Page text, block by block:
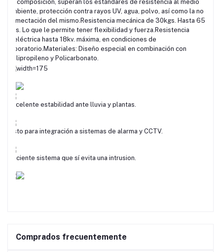
su composición, superan los estándares de resistencia al medio
ambiente, protección contra rayos UV, agua, polvo, así como la no
humectación del mismo.Resistencia mecánica de 30kgs. Hasta 65
kgs. Lo que le permite tener flexibilidad y fuerza.Resistencia
dieléctrica hasta 18kv. máxima, en condiciones de
laboratorio.Materiales: Diseño especial en combinación con
Polipropileno y Policarbonato.
Excelente estabilidad ante lluvia y plantas.
Listo para integración a sistemas de alarma y CCTV.
Eficiente sistema que sí evita una intrusion.
Comprados frecuentemente